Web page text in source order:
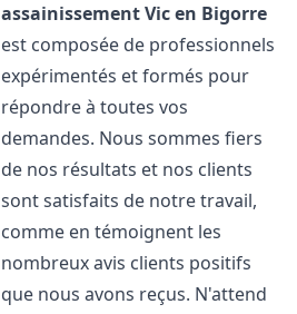
assainissementVic en Bigorre
est composée de professionnels
expérimentés et formés pour
répondre à toutes vos
demandes. Nous sommes fiers
de nos résultats et nos clients
sont satisfaits de notre travail,
comme en témoignent les
nombreux avis clients positifs
que nous avons reçus. N'attend